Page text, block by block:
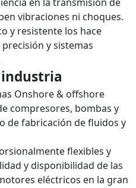
vibraciones ni choques.
y resistente los hace
y sistemas
Onshore & offshore
compresores, bombas y
de fabricación de fluidos y
flexibles y
y disponibilidad de las
eléctricos en la gran